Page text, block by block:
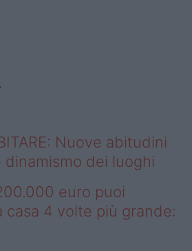
Nuove abitudini
dei luoghi
euro puoi
casa 4 volte più grande: